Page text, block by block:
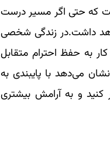
که حتی اگر مسیر درست
داشت.در زندگی شخصی
به حفظ احترام متقابل
می‌دهد با پایبندی به
و به آرامش بیشتری